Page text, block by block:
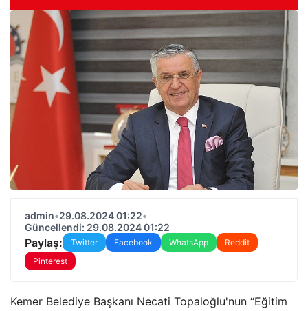
admin•29.08.2024 01:22•
Güncellendi: 29.08.2024 01:22
Paylaş: Twitter Facebook WhatsApp
Reddit
Pinterest
Kemer Belediye Başkanı Necati Topaloğlu'nun “Eğitim